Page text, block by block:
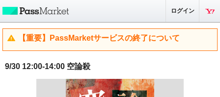
ログイン
【重要】PassMarketサービスの終了について
9/30 12:00-14:00 空論殺